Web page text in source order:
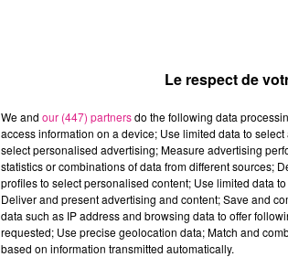
anniversaire de la sortie de
Le respect de
We and our (447) partnersdo the following data
access information on a device; Use limited data to
select personalised advertising; Measure advertising
statistics or combinations of data from different sources;
profiles to select personalised content; Use limited data
Deliver and present advertising and content; Save and
data such as IP address and browsing data to offer
requested; Use precise geolocation data; Match and
based on information transmitted automatically.